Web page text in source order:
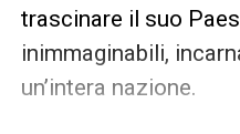
trascinare il suo
inimmaginabili,
un’intera nazione.